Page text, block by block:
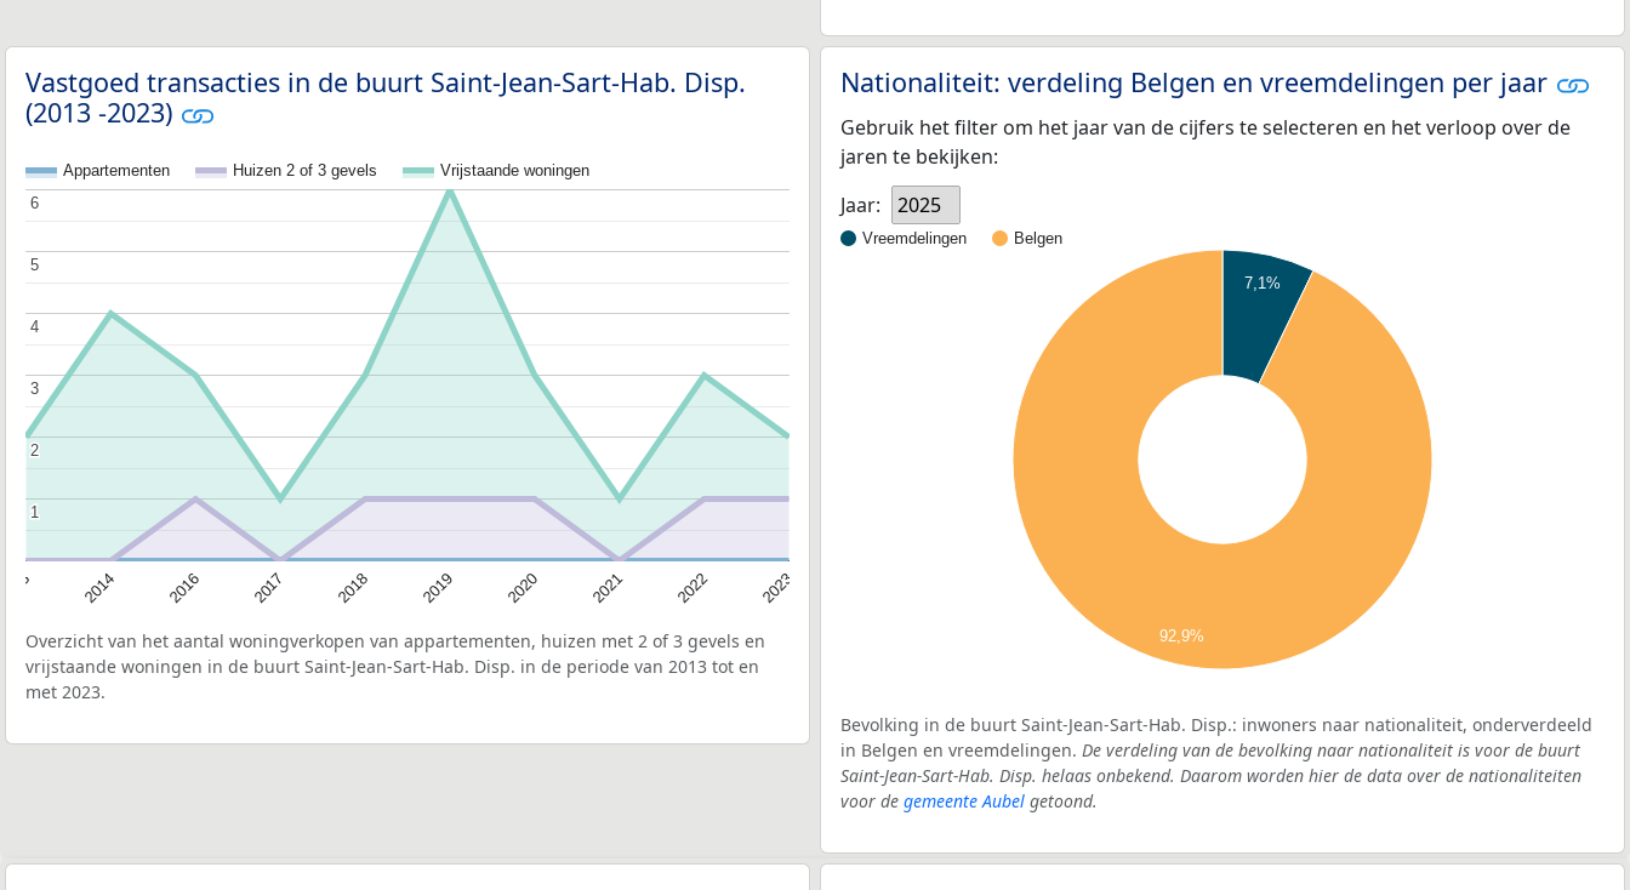
Vastgoed transacties in de buurt Saint-Jean-Sart-Hab. Disp.
(2013 -2023)
Appartementen Huizen 2 of 3 gevels Vrijstaande woningen
2014 2016 2017 2018 2019 2020 2021 2022 2023
1
1
2
2
3
3
4
4
5
5
6
6
Overzicht van het aantal woningverkopen van appartementen, huizen met 2 of 3 gevels en
vrijstaande woningen in de buurt Saint-Jean-Sart-Hab. Disp. in de periode van 2013 tot en
met 2023.
Nationaliteit: verdeling Belgen en vreemdelingen per jaar
Gebruik het filter om het jaar van de cijfers te selecteren en het verloop over de
jaren te bekijken:
Jaar:
2025
Vreemdelingen Belgen
7,1%
92,9%
Bevolking in de buurt Saint-Jean-Sart-Hab. Disp.: inwoners naar nationaliteit, onderverdeeld
in Belgen en vreemdelingen. De verdeling van de bevolking naar nationaliteit is voor de buurt
Saint-Jean-Sart-Hab. Disp. helaas onbekend. Daarom worden hier de data over de nationaliteiten
voor de gemeente Aubel getoond.